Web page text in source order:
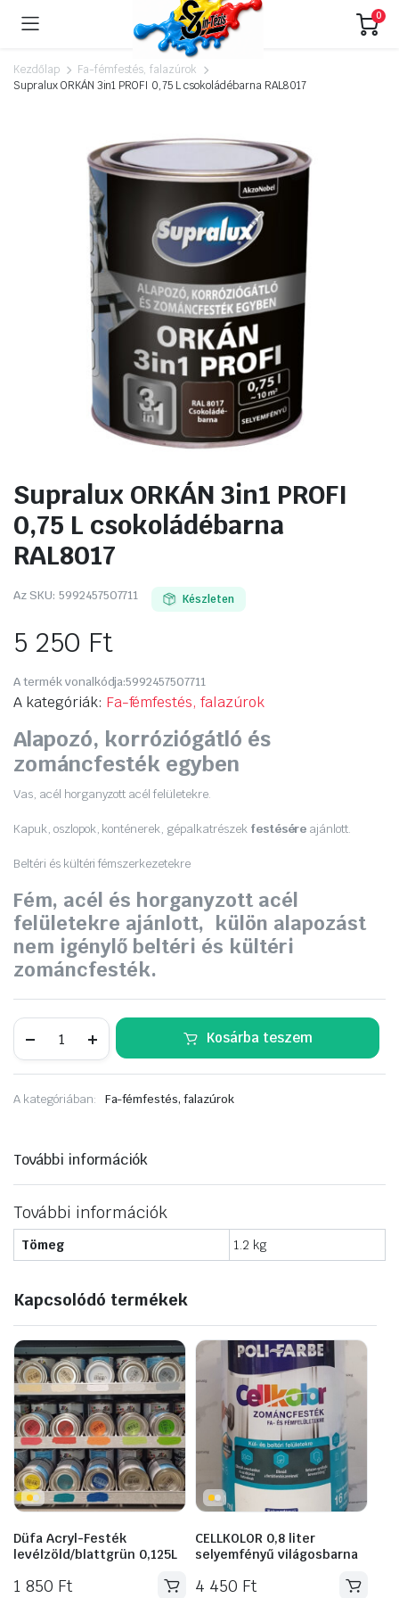
0
Kezdőlap
Fa-fémfestés, falazúrok
Supralux ORKÁN 3in1 PROFI 0,75 L csokoládébarna RAL8017
Supralux ORKÁN 3in1 PROFI
0,75 L csokoládébarna
RAL8017
Az SKU: 5992457507711 Készleten
5 250 Ft
A termék vonalkódja:5992457507711
A kategóriák: Fa-fémfestés, falazúrok
Alapozó, korróziógátló és
zománcfesték egyben
Vas, acél horganyzott acél felületekre.
Kapuk, oszlopok, konténerek, gépalkatrészek festésére ajánlott.
Beltéri és kültéri fémszerkezetekre
Fém, acél és horganyzott acél
felületekre ajánlott, külön alapozást
nem igénylő beltéri és kültéri
zománcfesték.
ORKÁN
PROFI
L
Kosárba teszem
A kategóriában: Fa-fémfestés, falazúrok
További információk
További információk
Tömeg 1.2 kg
Kapcsolódó termékek
Düfa Acryl-Festék
levélzöld/blattgrün 0,125L
1 850 Ft
CELLKOLOR 0,8 liter
selyemfényű világosbarna
4 450 Ft